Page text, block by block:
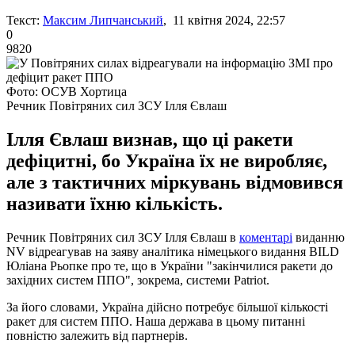
Текст: Максим Липчанський, 11 квітня 2024, 22:57
0
9820
Фото: ОСУВ Хортица
Речник Повітряних сил ЗСУ Ілля Євлаш
Ілля Євлаш визнав, що ці ракети
дефіцитні, бо Україна їх не виробляє,
але з тактичних міркувань відмовився
називати їхню кількість.
Речник Повітряних сил ЗСУ Ілля Євлаш в коментарі виданню
NV відреагував на заяву аналітика німецького видання BILD
Юліана Рьопке про те, що в України "закінчилися ракети до
західних систем ППО", зокрема, системи Patriot.
За його словами, Україна дійсно потребує більшої кількості
ракет для систем ППО. Наша держава в цьому питанні
повністю залежить від партнерів.